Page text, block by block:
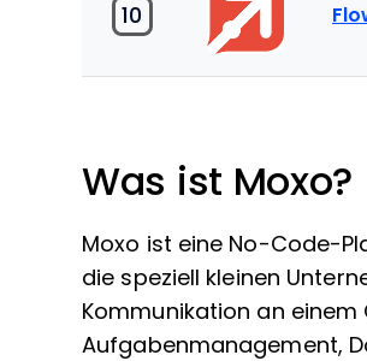
10
Was ist Moxo?
Moxo ist eine No-Code-
die speziell kleinen
Kommunikation an einem
Aufgabenmanagement,